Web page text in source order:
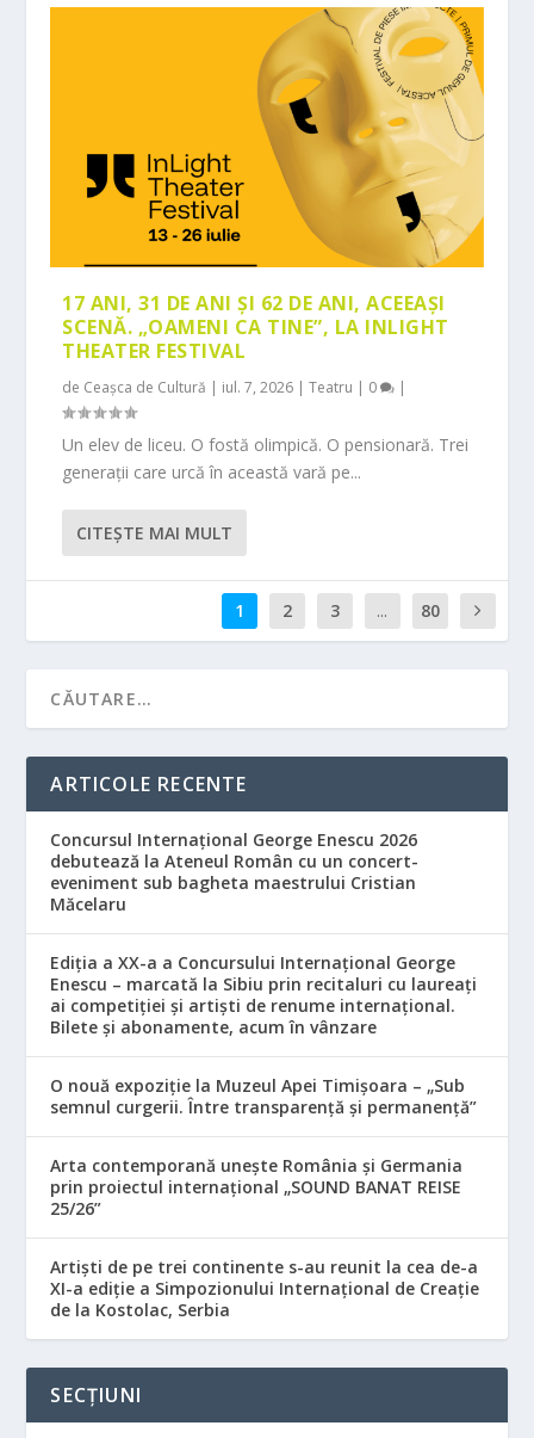
17 ANI, 31 DE ANI ȘI 62 DE ANI, ACEEAȘI
SCENĂ. „OAMENI CA TINE”, LA INLIGHT
THEATER FESTIVAL
de Ceașca de Cultură | iul. 7, 2026 |Teatru | 0 |
Un elev de liceu. O fostă olimpică. O pensionară. Trei
generații care urcă în această vară pe...
CITEŞTE MAI MULT
1 2 3 ... 80
ARTICOLE RECENTE
Concursul Internațional George Enescu 2026
debutează la Ateneul Român cu un concert-
eveniment sub bagheta maestrului Cristian
Măcelaru
Ediția a XX-a a Concursului Internațional George
Enescu – marcată la Sibiu prin recitaluri cu laureați
ai competiției și artiști de renume internațional.
Bilete și abonamente, acum în vânzare
O nouă expoziție la Muzeul Apei Timișoara – „Sub
semnul curgerii. Între transparență și permanență”
Arta contemporană unește România și Germania
prin proiectul internațional „SOUND BANAT REISE
25/26”
Artiști de pe trei continente s-au reunit la cea de-a
XI-a ediție a Simpozionului Internațional de Creație
de la Kostolac, Serbia
SECȚIUNI